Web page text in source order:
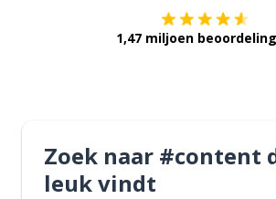
1,47 miljoen
Zoek naar #content
leuk vindt